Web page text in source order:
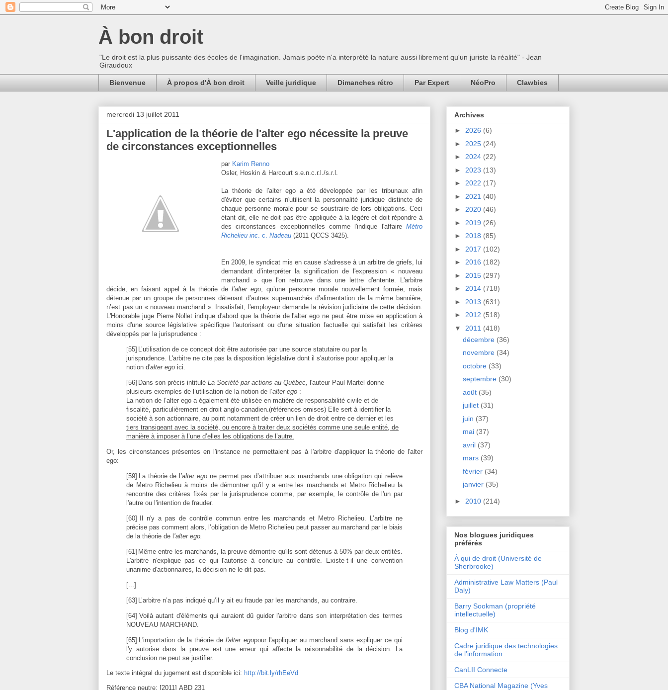
À bon droit
"Le droit est la plus puissante des écoles de l'imagination. Jamais poète n'a interprété la nature aussi librement qu'un juriste la réalité" - Jean
Giraudoux
Bienvenue À propos d'À bon droit Veille juridique Dimanches rétro Par Expert NéoPro Clawbies
mercredi 13 juillet 2011
L'application de la théorie de l'alter ego nécessite la preuve
de circonstances exceptionnelles
par Karim Renno
Osler, Hoskin & Harcourt s.e.n.c.r.l./s.r.l.
La théorie de l'alter ego a été développée par les tribunaux afin
d'éviter que certains n'utilisent la personnalité juridique distincte de
chaque personne morale pour se soustraire de lors obligations. Ceci
étant dit, elle ne doit pas être appliquée à la légère et doit répondre à
des circonstances exceptionnelles comme l'indique l'affaire Métro
Richelieu inc . c. Nadeau (2011 QCCS 3425).
En 2009, le syndicat mis en cause s'adresse à un arbitre de griefs, lui
demandant d’interpréter la signification de l'expression « nouveau
marchand » que l'on retrouve dans une lettre d'entente. L'arbitre
décide, en faisant appel à la théorie de l’alter ego , qu’une personne morale nouvellement formée, mais
détenue par un groupe de personnes détenant d’autres supermarchés d’alimentation de la même bannière,
n’est pas un « nouveau marchand ». Insatisfait, l'employeur demande la révision judiciaire de cette décision.
L'Honorable juge Pierre Nollet indique d'abord que la théorie de l'alter ego ne peut être mise en application à
moins d'une source législative spécifique l'autorisant ou d'une situation factuelle qui satisfait les critères
développés par la jurisprudence :
[55]
L’utilisation de ce concept doit être autorisée par une source statutaire ou par la
jurisprudence. L'arbitre ne cite pas la disposition législative dont il s'autorise pour appliquer la
notion d'alter ego ici.
[56] Dans son précis intitulé La Société par actions au Québec,
l'auteur Paul Martel donne
plusieurs exemples de l’utilisation de la notion de l’alter ego :
La notion de l’alter ego a également été utilisée en matière de responsabilité civile et de
fiscalité, particulièrement en droit anglo-canadien.(références omises) Elle sert à identifier la
société à son actionnaire, au point notamment de créer un lien de droit entre ce dernier et les
tiers transigeant avec la société, ou encore à traiter deux sociétés comme une seule entité, de
manière à imposer à l’une d’elles les obligations de l’autre.
Or, les circonstances présentes en l'instance ne permettaient pas à l'arbitre d'appliquer la théorie de l'alter
ego:
[59] La théorie de l ’alter ego ne permet pas d’attribuer aux marchands une obligation qui relève
de Metro Richelieu à moins de démontrer qu'il y a entre les marchands et Metro Richelieu la
rencontre des critères fixés par la jurisprudence comme, par exemple, le contrôle de l'un par
l'autre ou l'intention de frauder.
[60]
Il n'y a pas de contrôle commun entre les marchands et Metro Richelieu. L’arbitre ne
précise pas comment alors, l’obligation de Metro Richelieu peut passer au marchand par le biais
de la théorie de l ’alter ego.
[61] Même entre les marchands, la preuve démontre qu'ils sont détenus à 50% par deux entités.
L'arbitre n'explique pas ce qui l'autorise à conclure au contrôle. Existe-t-il une convention
unanime d'actionnaires, la décision ne le dit pas.
[...]
[63] L’arbitre n’a pas indiqué qu’il y ait eu fraude par les marchands, au contraire.
[64] Voilà autant d'éléments qui auraient dû guider l'arbitre dans son interprétation des termes
NOUVEAU MARCHAND.
[65] L'importation de la théorie del'alter egopour l'appliquer au marchand sans expliquer ce qui
l'y autorise dans la preuve est une erreur qui affecte la raisonnabilité de la décision. La
conclusion ne peut se justifier.
Le texte intégral du jugement est disponible ici: http://bit.ly/rhEeVd
Référence neutre: [2011] ABD 231
Archives
► 2026 (6)
► 2025 (24)
► 2024 (22)
► 2023 (13)
► 2022 (17)
► 2021 (40)
► 2020 (46)
► 2019 (26)
► 2018 (85)
► 2017 (102)
► 2016 (182)
► 2015 (297)
► 2014 (718)
► 2013 (631)
► 2012 (518)
▼ 2011 (418)
décembre (36)
novembre (34)
octobre (33)
septembre (30)
août (35)
juillet (31)
juin (37)
mai (37)
avril (37)
mars (39)
février (34)
janvier (35)
► 2010 (214)
Nos blogues juridiques
préférés
À qui de droit (Université de
Sherbrooke)
Administrative Law Matters (Paul
Daly)
Barry Sookman (propriété
intellectuelle)
Blog d'IMK
Cadre juridique des technologies
de l'information
CanLII Connecte
CBA National Magazine (Yves